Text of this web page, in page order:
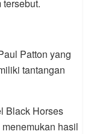
Patton yang
tantangan
Black Horses
hasil